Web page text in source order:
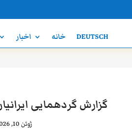
DEUTSCH خانه اخبار
گزارش گردهمایی ایرانیان
ژوئن 10, 2026